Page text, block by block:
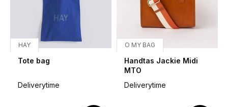
HAY
Tote bag
Deliverytime
O MY BAG
Handtas Jackie Midi
MTO
Deliverytime